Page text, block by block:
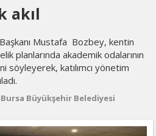
akıl
Mustafa Bozbey, kentin
planlarında akademik odalarının
söyleyerek, katılımcı yönetim
Bursa Büyükşehir Belediyesi